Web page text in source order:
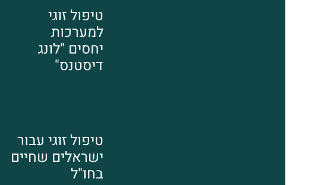
טיפול זוגי
למערכות
יחסים "לונג
דיסטנס"
טיפול זוגי עבור
ישראלים שחיים
בחו"ל